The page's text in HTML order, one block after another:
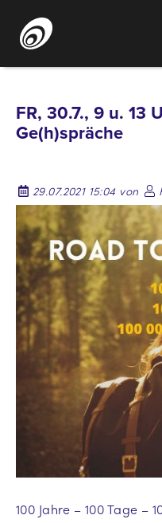
InhaltFR, 30.7., 9 u. 13
Ge(h)spräche
29.07.2021 15:04 von
100 Jahre – 100 Tage –